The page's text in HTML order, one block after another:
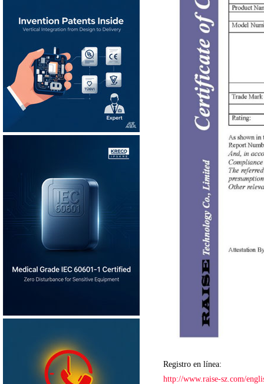
Registro en línea:
http://www.raise-sz.com/